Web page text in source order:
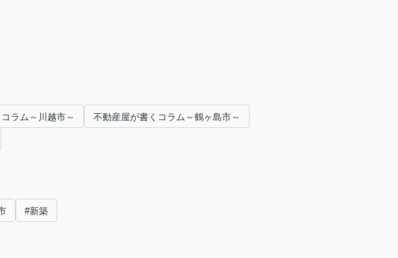
ラム～川越市～ 不動産屋が書くコラム～鶴ヶ島市～
#新築